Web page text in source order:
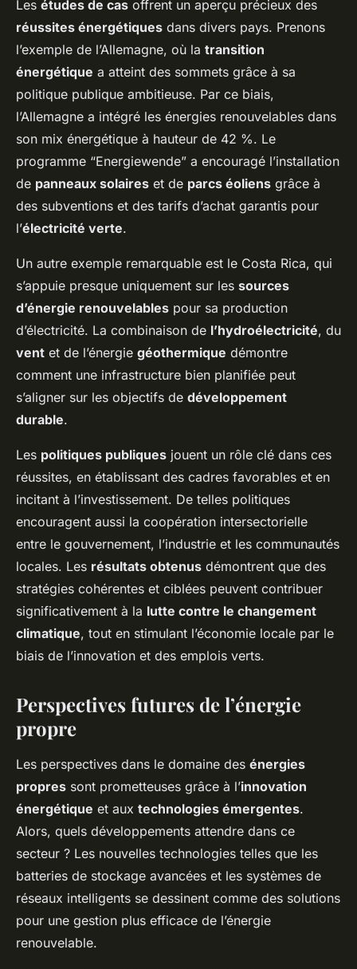
Les études de cas offrent un aperçu précieux des
réussites énergétiques dans divers pays. Prenons
l’exemple de l’Allemagne, où la transition
énergétique a atteint des sommets grâce à sa
politique publique ambitieuse. Par ce biais,
l’Allemagne a intégré les énergies renouvelables dans
son mix énergétique à hauteur de 42 %. Le
programme “Energiewende” a encouragé l’installation
de panneaux solaires et de parcs éoliens grâce à
des subventions et des tarifs d’achat garantis pour
l’électricité verte.
Un autre exemple remarquable est le Costa Rica, qui
s’appuie presque uniquement sur les sources
d’énergie renouvelables pour sa production
d’électricité. La combinaison de l’hydroélectricité, du
vent et de l’énergie géothermique démontre
comment une infrastructure bien planifiée peut
s’aligner sur les objectifs de développement
durable.
Les politiques publiques jouent un rôle clé dans ces
réussites, en établissant des cadres favorables et en
incitant à l’investissement. De telles politiques
encouragent aussi la coopération intersectorielle
entre le gouvernement, l’industrie et les communautés
locales. Les résultats obtenus démontrent que des
stratégies cohérentes et ciblées peuvent contribuer
significativement à la lutte contre le changement
climatique, tout en stimulant l’économie locale par le
biais de l’innovation et des emplois verts.
Perspectives futures de l’énergie
propre
Les perspectives dans le domaine des énergies
propres sont prometteuses grâce à l’innovation
énergétique et aux technologies émergentes.
Alors, quels développements attendre dans ce
secteur ? Les nouvelles technologies telles que les
batteries de stockage avancées et les systèmes de
réseaux intelligents se dessinent comme des solutions
pour une gestion plus efficace de l’énergie
renouvelable.